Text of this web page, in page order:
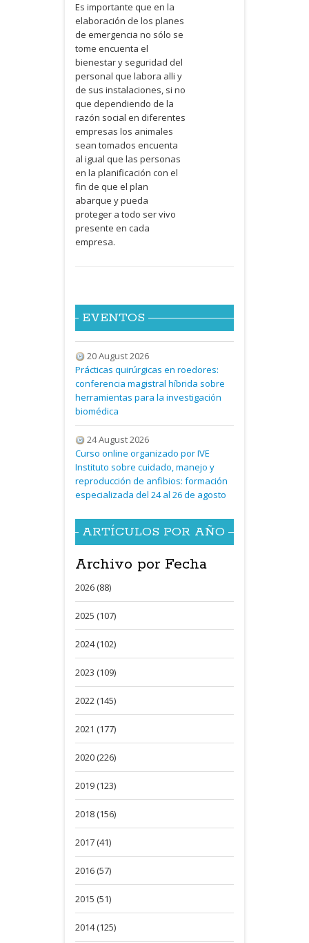
Es importante que en la
elaboración de los planes
de emergencia no sólo se
tome encuenta el
bienestar y seguridad del
personal que labora alli y
de sus instalaciones, si no
que dependiendo de la
razón social en diferentes
empresas los animales
sean tomados encuenta
al igual que las personas
en la planificación con el
fin de que el plan
abarque y pueda
proteger a todo ser vivo
presente en cada
empresa.
EVENTOS
20 August 2026
Prácticas quirúrgicas en roedores:
conferencia magistral híbrida sobre
herramientas para la investigación
biomédica
24 August 2026
Curso online organizado por IVE
Instituto sobre cuidado, manejo y
reproducción de anfibios: formación
especializada del 24 al 26 de agosto
ARTÍCULOS POR AÑO
Archivo por Fecha
2026 (88)
2025 (107)
2024 (102)
2023 (109)
2022 (145)
2021 (177)
2020 (226)
2019 (123)
2018 (156)
2017 (41)
2016 (57)
2015 (51)
2014 (125)